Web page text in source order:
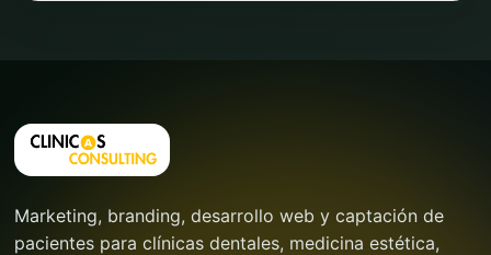
Marketing, branding, desarrollo web y captación de
pacientes para clínicas dentales, medicina estética,